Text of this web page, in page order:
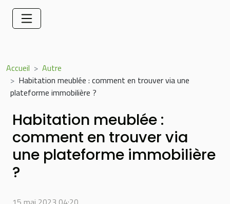
Accueil
Autre
Habitation meublée : comment en trouver via une
plateforme immobilière ?
Habitation meublée :
comment en trouver via
une plateforme immobilière
?